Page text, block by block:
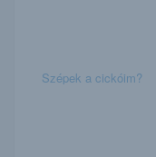
Szépek a cickóim?